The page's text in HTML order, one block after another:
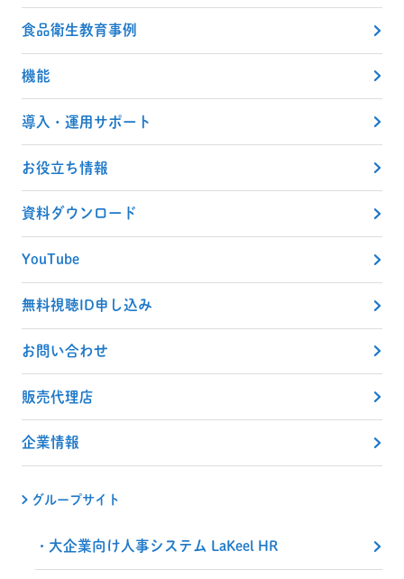
食品衛生教育事例
機能
導入・運用サポート
お役立ち情報
資料ダウンロード
YouTube
無料視聴ID申し込み
お問い合わせ
販売代理店
企業情報
グループサイト
大企業向け人事システム LaKeel HR